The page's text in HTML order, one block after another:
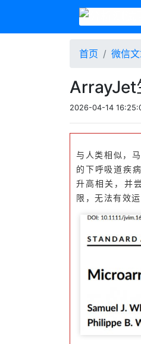
首页 微信
ArrayJet
2026-04-14
与人类相似，
的下呼吸道疾
升高相关，并
限，无法有效运